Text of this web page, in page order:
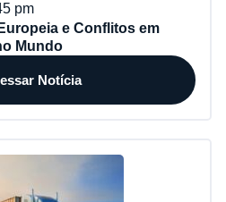
pm
e Conflitos em
Mundo
Notícia